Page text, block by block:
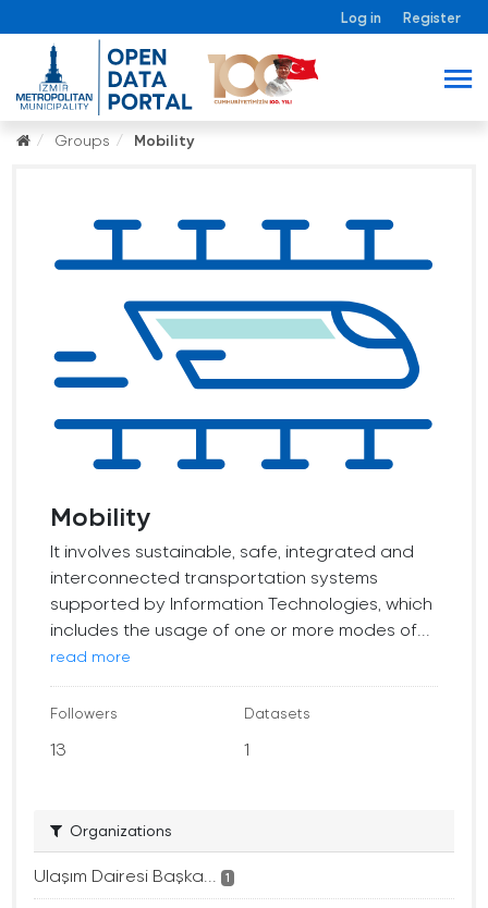
Log in Register
Groups Mobility
Mobility
It involves sustainable, safe, integrated and
interconnected transportation systems
supported by Information Technologies, which
includes the usage of one or more modes of...
read more
Followers
13
Datasets
1
Organizations
Ulaşım Dairesi Başka... 1